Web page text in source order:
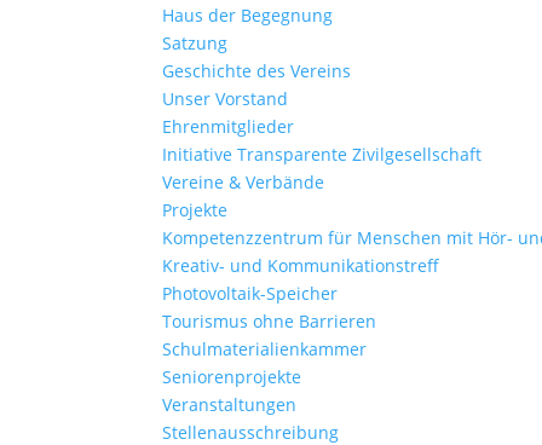
Haus der Begegnung
Satzung
Geschichte des Vereins
Unser Vorstand
Ehrenmitglieder
Initiative Transparente Zivilgesellschaft
Vereine & Verbände
Projekte
Kompetenzzentrum für Menschen mit Hör-
Kreativ- und Kommunikationstreff
Photovoltaik-Speicher
Tourismus ohne Barrieren
Schulmaterialienkammer
Seniorenprojekte
Veranstaltungen
Stellenausschreibung